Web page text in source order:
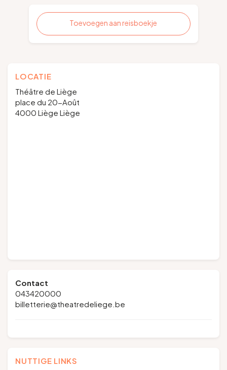
Toevoegen aan reisboekje
LOCATIE
Théâtre de Liège
place du 20-Août
4000 Liège Liège
Contact
043420000
billetterie@theatredeliege.be
NUTTIGE LINKS